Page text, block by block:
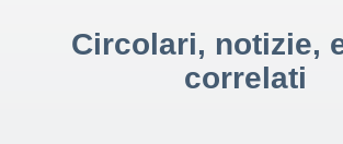
Circolari, notizie,
correlati